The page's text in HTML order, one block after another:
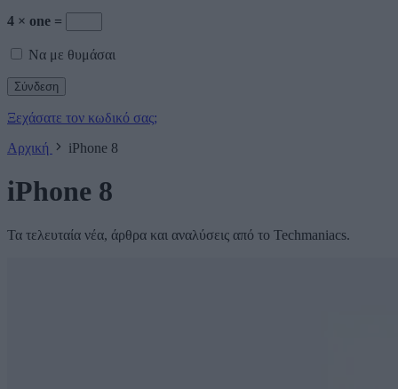
4 × one =
Να με θυμάσαι
Ξεχάσατε τον κωδικό σας;
Αρχική
iPhone 8
iPhone 8
Τα τελευταία νέα, άρθρα και αναλύσεις από το Techmaniacs.